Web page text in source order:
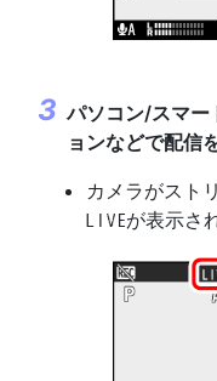
パソコン/スマー
ョンなどで配信
カメラがスト
wが表示さ